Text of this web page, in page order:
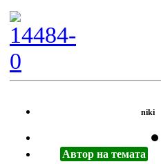
niki
Автор на темата